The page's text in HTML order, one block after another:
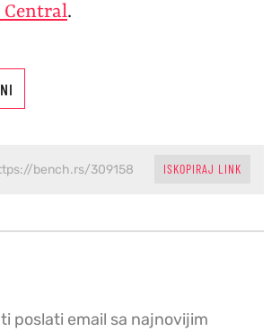
Central.
ISKOPIRAJ LINK
poslati email sa najnovijim